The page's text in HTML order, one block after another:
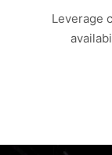
Leverage